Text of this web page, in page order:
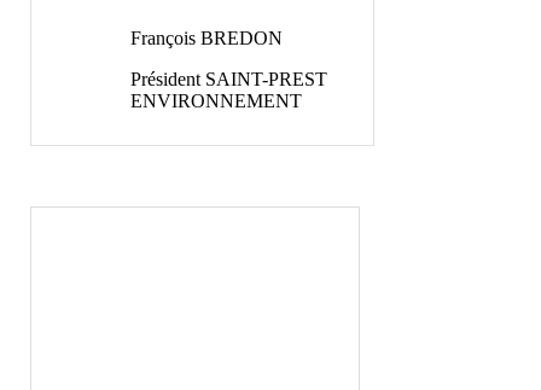
François BREDON
Président SAINT-PREST
ENVIRONNEMENT